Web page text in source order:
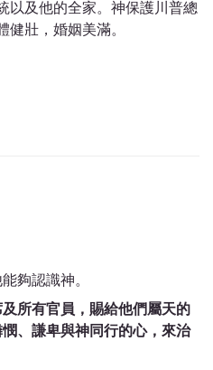
以及他的全家。神保護川普總
壯，婚姻美滿。
夠認識神。
所有官員，賜給他們屬天的
、謙卑與神同行的心，來治